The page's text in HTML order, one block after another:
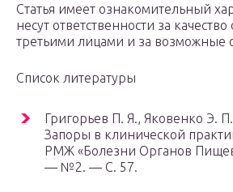
Статья имеет ознакомительный
несут ответственности за качество
третьими лицами и за возможные
Список литературы
Григорьев П. Я., Яковенко Э.
Запоры в клинической
РМЖ «Болезни Органов
— №2. — С. 57.